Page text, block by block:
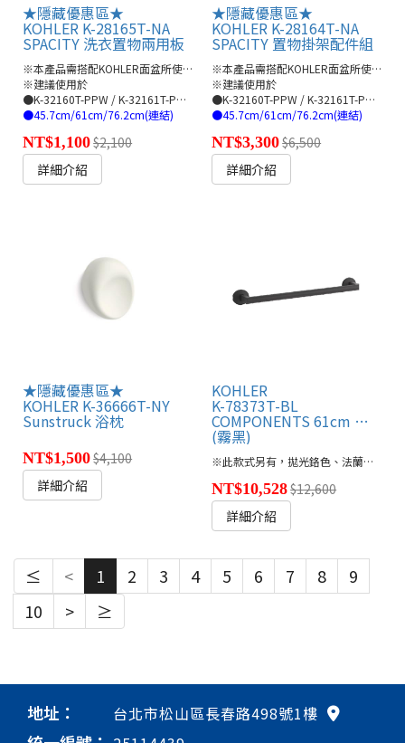
★隱藏優惠區★
KOHLER K-28165T-NA
SPACITY 洗衣置物兩用板
※本產品需搭配KOHLER面盆所使用
※建議使用於
●K-32160T-PPW / K-32161T-PPW /K-32162T-PPW 浴櫃組(粉嫩白)
●45.7cm/61cm/76.2cm(連結)
NT$1,100$2,100
詳細介紹
★隱藏優惠區★
KOHLER K-28164T-NA
SPACITY 置物掛架配件組
※本產品需搭配KOHLER面盆所使用
※建議使用於
●K-32160T-PPW / K-32161T-PPW /K-32162T-PPW 浴櫃組(粉嫩白)
●45.7cm/61cm/76.2cm(連結)
NT$3,300$6,500
詳細介紹
★隱藏優惠區★
KOHLER K-36666T-NY
Sunstruck 浴枕
NT$1,500$4,100
詳細介紹
KOHLER
K-78373T-BL
COMPONENTS 61cm 毛巾桿
(霧黑)
※此款式另有，拋光鉻色、法蘭金、羅曼銀、摩登金、霧黑，共五款
NT$10,528$12,600
詳細介紹
≤ < 1 2 3 4 5 6 7 8
9
10
> ≥
地址： 台北市松山區長春路498號1樓